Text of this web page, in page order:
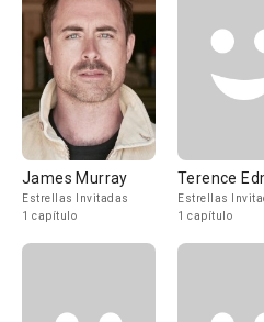
James Murray
Estrellas Invitadas
1 capítulo
Terence
Estrellas
1 capítulo